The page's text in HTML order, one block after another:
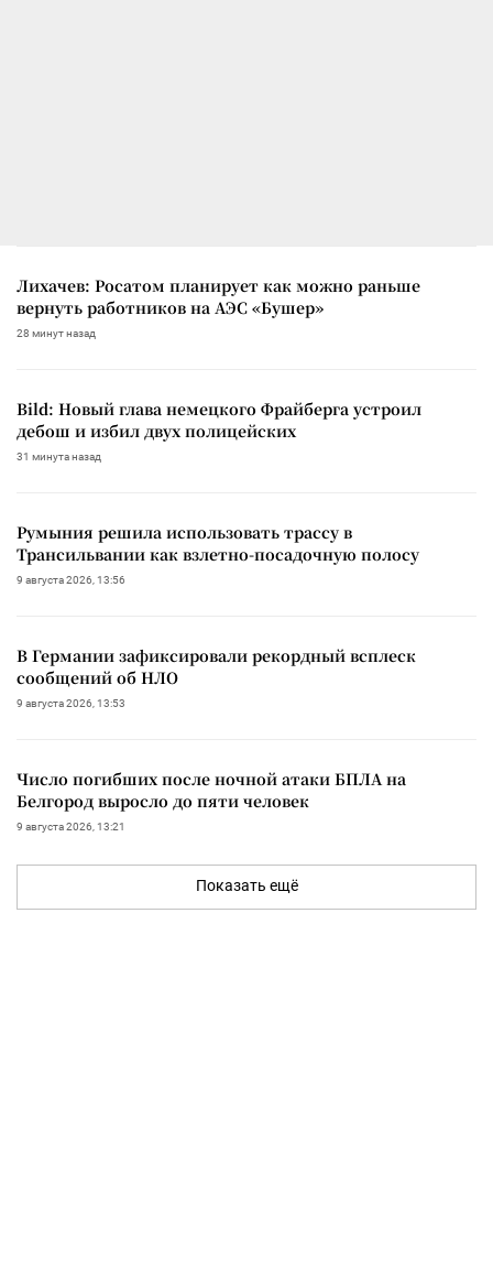
Лихачев: Росатом планирует как можно раньше
вернуть работников на АЭС «Бушер»
28 минут назад
Bild: Новый глава немецкого Фрайберга устроил
дебош и избил двух полицейских
31 минута назад
Румыния решила использовать трассу в
Трансильвании как взлетно-посадочную полосу
9 августа 2026, 13:56
В Германии зафиксировали рекордный всплеск
сообщений об НЛО
9 августа 2026, 13:53
Число погибших после ночной атаки БПЛА на
Белгород выросло до пяти человек
9 августа 2026, 13:21
Показать ещё